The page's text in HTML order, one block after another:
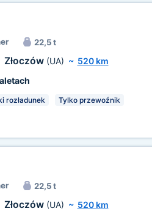
22,5 t
Złoczów (UA) ~ 520 km
rozładunek Tylko przewoźnik
22,5 t
Złoczów (UA) ~ 520 km